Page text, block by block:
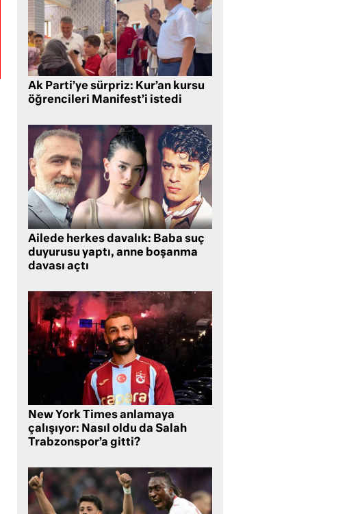
Ak Parti’ye sürpriz: Kur’an kursu
öğrencileri Manifest’i istedi
Ailede herkes davalık: Baba suç
duyurusu yaptı, anne boşanma
davası açtı
New York Times anlamaya
çalışıyor: Nasıl oldu da Salah
Trabzonspor’a gitti?